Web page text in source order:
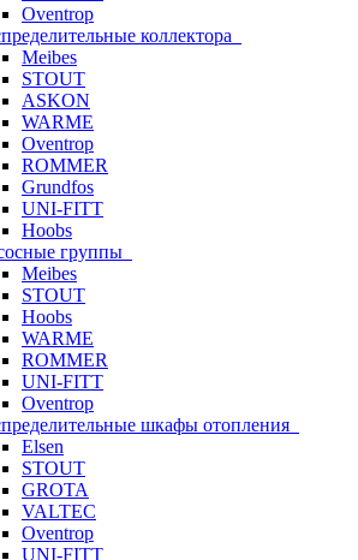
Oventrop
коллектора
Meibes
STOUT
ASKON
WARME
Oventrop
ROMMER
Grundfos
UNI-FITT
Hoobs
группы
Meibes
STOUT
Hoobs
WARME
ROMMER
UNI-FITT
Oventrop
шкафы отопления
Elsen
STOUT
GROTA
VALTEC
Oventrop
UNI-FITT